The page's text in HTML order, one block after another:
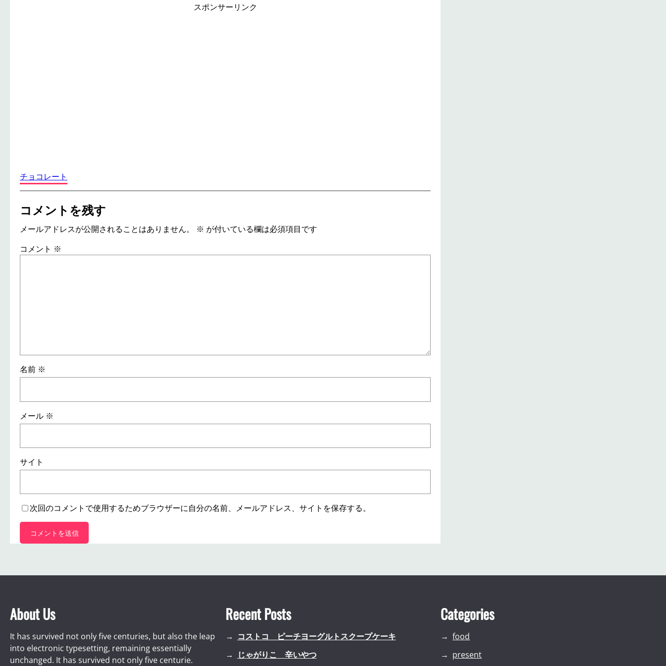
スポンサーリンク
チョコレート
コメントを残す
メールアドレスが公開されることはありません。 ※ が付いている欄は必須項目です
コメント ※
名前 ※
メール ※
サイト
次回のコメントで使用するためブラウザーに自分の名前、メールアドレス、サイトを保存する。
About Us
It has survived not only five centuries, but also the leap
into electronic typesetting, remaining essentially
unchanged. It has survived not only five centurie.
Recent Posts
コストコ ピーチヨーグルトスクープケーキ
じゃがりこ 辛いやつ
Categories
food
present